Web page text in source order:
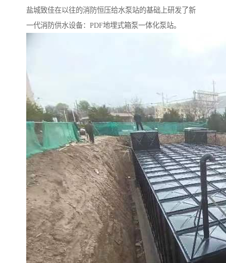
盐城致佳在以往的消防恒压给水泵站的基础上研发了新
一代消防供水设备：PDF地埋式箱泵一体化泵站。